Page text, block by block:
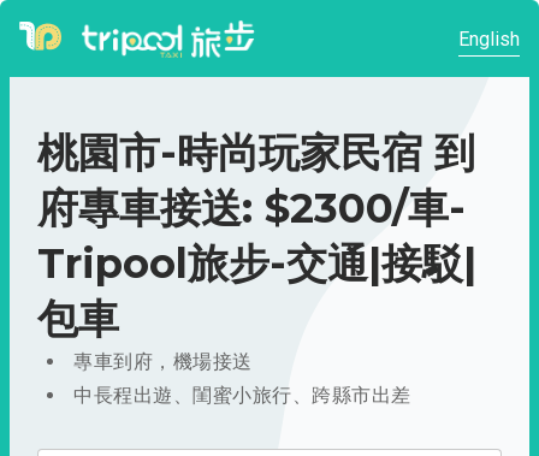
English
桃園市-時尚玩家民宿 到
府專車接送: $2300/車-
Tripool旅步-交通|接駁|
包車
專車到府，機場接送
中長程出遊、閨蜜小旅行、跨縣市出差